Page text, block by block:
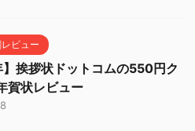
ビュー
】挨拶状ドットコムの550円ク
賀状レビュー